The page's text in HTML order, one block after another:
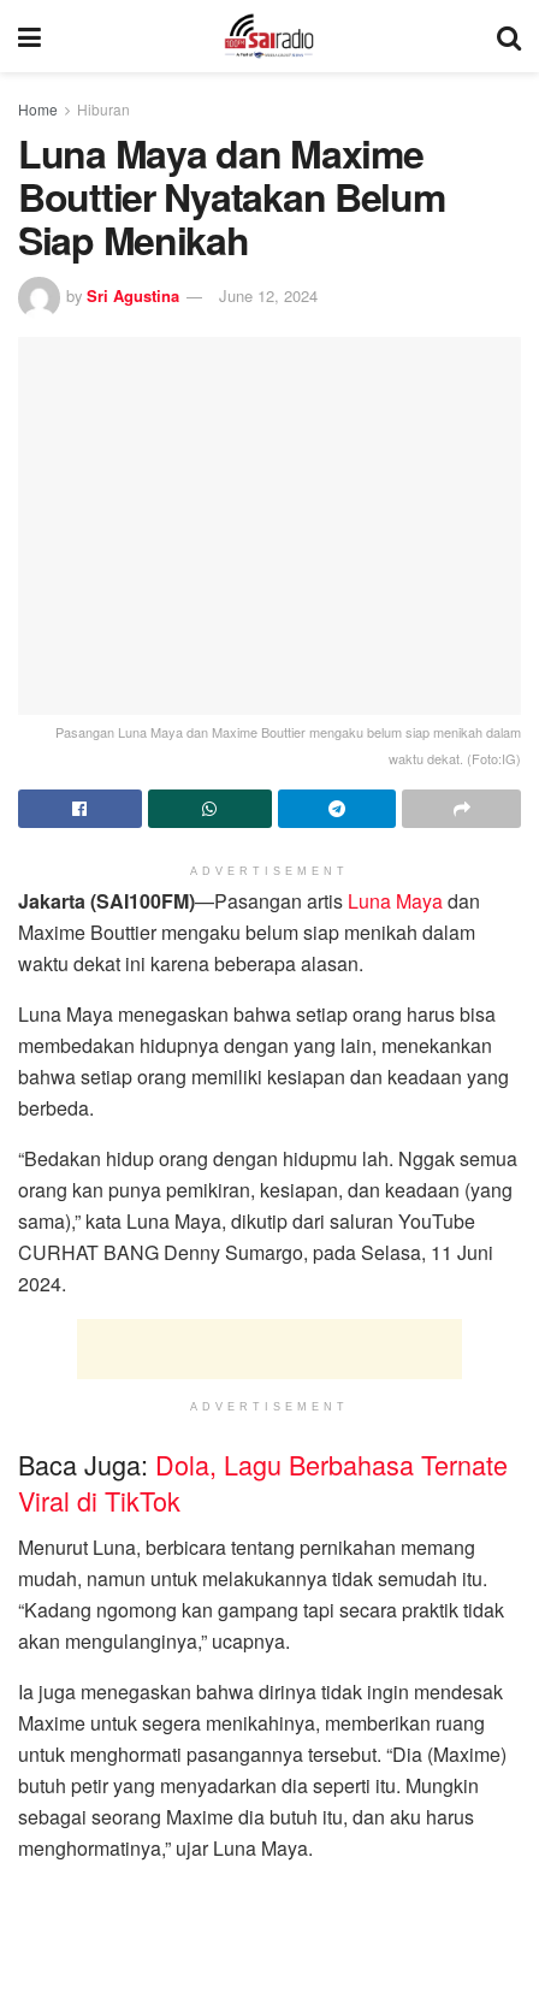
Home Hiburan
Luna Maya dan Maxime
Bouttier Nyatakan Belum
Siap Menikah
by Sri Agustina June 12, 2024
Pasangan Luna Maya dan Maxime Bouttier mengaku belum siap menikah dalam
waktu dekat. (Foto:IG)
ADVERTISEMENT
Jakarta (SAI100FM)—Pasangan artis Luna Mayadan
Maxime Bouttier mengaku belum siap menikah dalam
waktu dekat ini karena beberapa alasan.
Luna Maya menegaskan bahwa setiap orang harus bisa
membedakan hidupnya dengan yang lain, menekankan
bahwa setiap orang memiliki kesiapan dan keadaan yang
berbeda.
“Bedakan hidup orang dengan hidupmu lah. Nggak semua
orang kan punya pemikiran, kesiapan, dan keadaan (yang
sama),” kata Luna Maya, dikutip dari saluran YouTube
CURHAT BANG Denny Sumargo, pada Selasa, 11 Juni
2024.
ADVERTISEMENT
Baca Juga: Dola, Lagu Berbahasa Ternate
Viral di TikTok
Menurut Luna, berbicara tentang pernikahan memang
mudah, namun untuk melakukannya tidak semudah itu.
“Kadang ngomong kan gampang tapi secara praktik tidak
akan mengulanginya,” ucapnya.
Ia juga menegaskan bahwa dirinya tidak ingin mendesak
Maxime untuk segera menikahinya, memberikan ruang
untuk menghormati pasangannya tersebut. “Dia (Maxime)
butuh petir yang menyadarkan dia seperti itu. Mungkin
sebagai seorang Maxime dia butuh itu, dan aku harus
menghormatinya,” ujar Luna Maya.